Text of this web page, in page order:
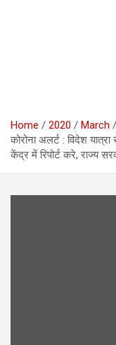
Home 2020
March
कोरोना अलर्ट : विदेश
केंद्र में रिपोर्ट करे, राज्य